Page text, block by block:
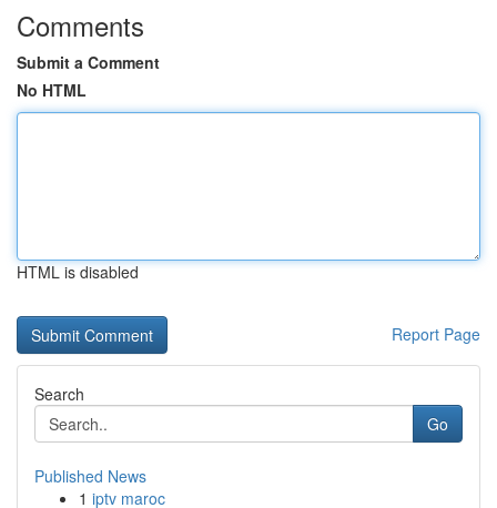
Comments
Submit a Comment
No HTML
HTML is disabled
Report Page
Search
Go
Published News
1 iptv maroc